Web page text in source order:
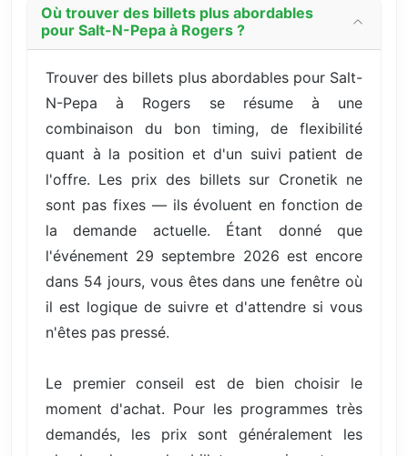
Où trouver des billets plus abordables
pour Salt-N-Pepa à Rogers ?
Trouver des billets plus abordables pour Salt-
N-Pepa à Rogers se résume à une
combinaison du bon timing, de flexibilité
quant à la position et d'un suivi patient de
l'offre. Les prix des billets sur Cronetik ne
sont pas fixes — ils évoluent en fonction de
la demande actuelle. Étant donné que
l'événement 29 septembre 2026 est encore
dans 54 jours, vous êtes dans une fenêtre où
il est logique de suivre et d'attendre si vous
n'êtes pas pressé.
Le premier conseil est de bien choisir le
moment d'achat. Pour les programmes très
demandés, les prix sont généralement les